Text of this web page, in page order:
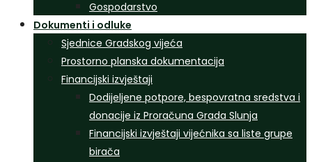
Gospodarstvo
Dokumenti i odluke
Sjednice Gradskog vijeća
Prostorno planska dokumentacija
Financijski izvještaji
Dodijeljene potpore, bespovratna sredstva i
donacije iz Proračuna Grada Slunja
Financijski izvještaji vijećnika sa liste grupe
birača